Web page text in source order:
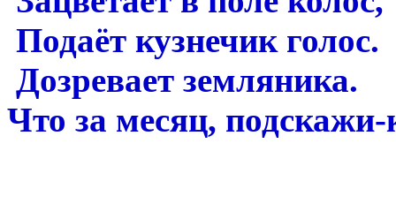
Подаёт кузнечик голос.
Дозревает земляника.
Что за месяц, подскажи-